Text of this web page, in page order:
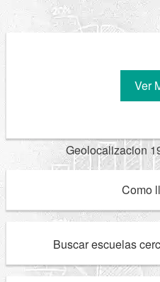
Ver
Geolocalizacion
Como
Buscar escuelas